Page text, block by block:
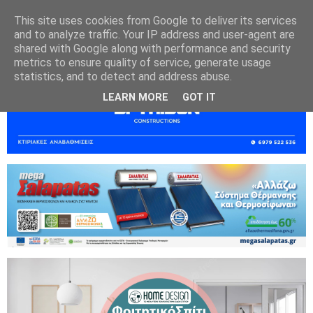
This site uses cookies from Google to deliver its services
and to analyze traffic. Your IP address and user-agent are
shared with Google along with performance and security
metrics to ensure quality of service, generate usage
statistics, and to detect and address abuse.
LEARN MORE GOT IT